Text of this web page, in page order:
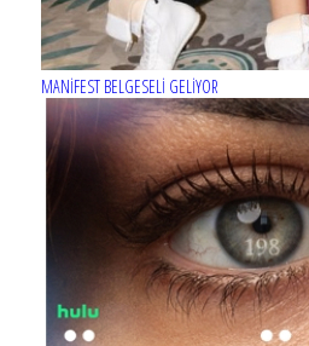
MANİFEST BELGESELİ GELİYOR